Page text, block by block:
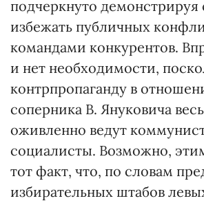
подчеркнуто демонстрируя
избежать публичных
командами конкурентов.
и нет необходимости,
контрпропаганду в
соперника В. Януковича
оживленно ведут
социалисты. Возможно,
тот факт, что, по словам
избирательных штабов